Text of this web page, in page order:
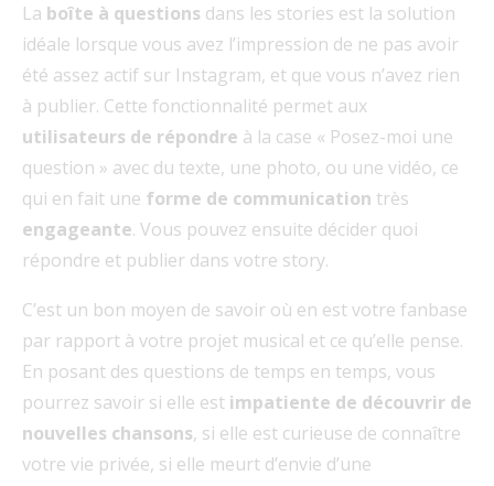
La boîte à questions dans les stories est la solution
idéale lorsque vous avez l’impression de ne pas avoir
été assez actif sur Instagram, et que vous n’avez rien
à publier. Cette fonctionnalité permet aux
utilisateurs de répondre à la case « Posez-moi une
question » avec du texte, une photo, ou une vidéo, ce
qui en fait une forme de communication très
engageante. Vous pouvez ensuite décider quoi
répondre et publier dans votre story.
C’est un bon moyen de savoir où en est votre fanbase
par rapport à votre projet musical et ce qu’elle pense.
En posant des questions de temps en temps, vous
pourrez savoir si elle est impatiente de découvrir de
nouvelles chansons, si elle est curieuse de connaître
votre vie privée, si elle meurt d’envie d’une